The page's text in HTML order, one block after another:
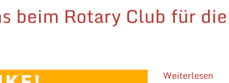
beim Rotary Club für
Weiterlesen